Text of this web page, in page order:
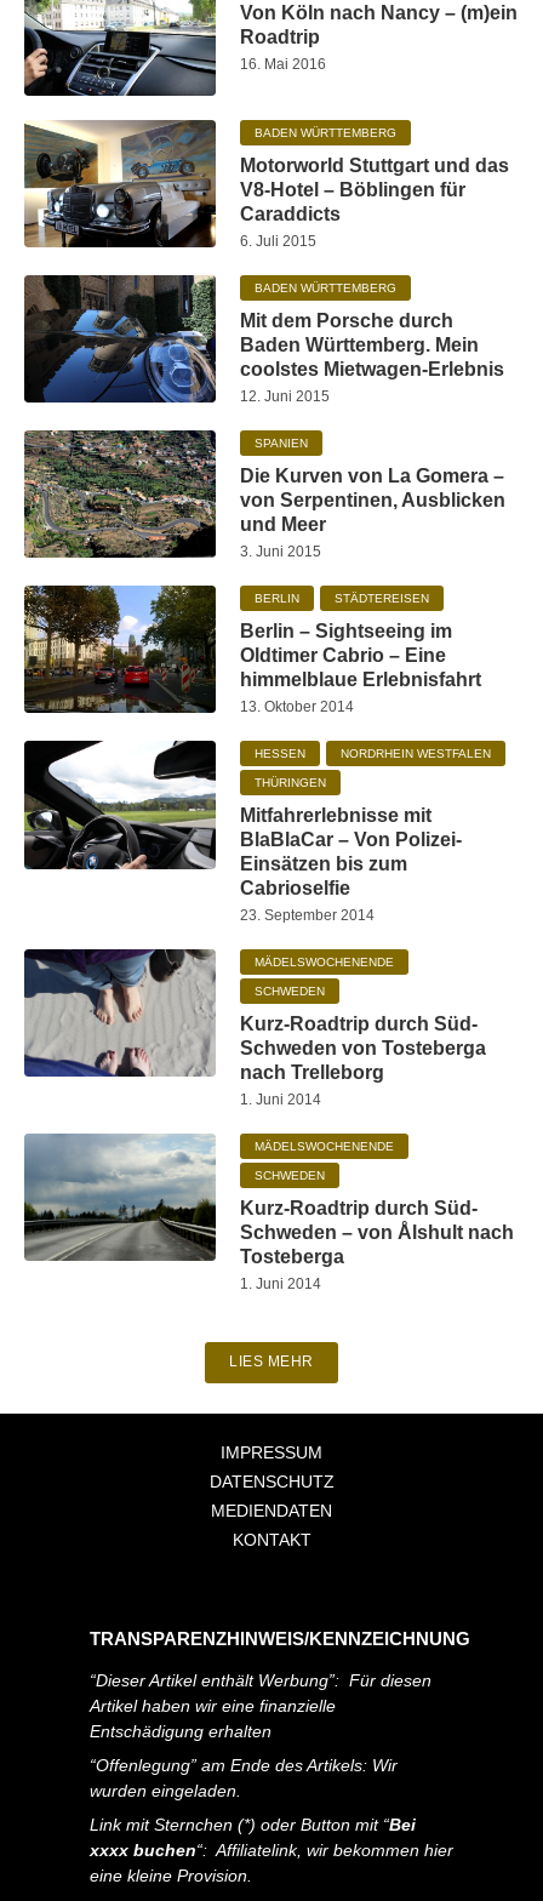
Von Köln nach Nancy – (m)ein
Roadtrip
16. Mai 2016
BADEN WÜRTTEMBERG
Motorworld Stuttgart und das
V8-Hotel – Böblingen für
Caraddicts
6. Juli 2015
BADEN WÜRTTEMBERG
Mit dem Porsche durch
Baden Württemberg. Mein
coolstes Mietwagen-Erlebnis
12. Juni 2015
SPANIEN
Die Kurven von La Gomera –
von Serpentinen, Ausblicken
und Meer
3. Juni 2015
BERLIN STÄDTEREISEN
Berlin – Sightseeing im
Oldtimer Cabrio – Eine
himmelblaue Erlebnisfahrt
13. Oktober 2014
HESSEN NORDRHEIN WESTFALEN
THÜRINGEN
Mitfahrerlebnisse mit
BlaBlaCar – Von Polizei-
Einsätzen bis zum
Cabrioselfie
23. September 2014
MÄDELSWOCHENENDE
SCHWEDEN
Kurz-Roadtrip durch Süd-
Schweden von Tosteberga
nach Trelleborg
1. Juni 2014
MÄDELSWOCHENENDE
SCHWEDEN
Kurz-Roadtrip durch Süd-
Schweden – von Ålshult nach
Tosteberga
1. Juni 2014
LIES MEHR
IMPRESSUM
DATENSCHUTZ
MEDIENDATEN
KONTAKT
TRANSPARENZHINWEIS/KENNZEICHNUNG
“Dieser Artikel enthält Werbung”: Für diesen
Artikel haben wir eine finanzielle
Entschädigung erhalten
“Offenlegung” am Ende des Artikels: Wir
wurden eingeladen.
Link mit Sternchen (*) oder Button mit “Bei
xxxx buchen“: Affiliatelink, wir bekommen hier
eine kleine Provision.